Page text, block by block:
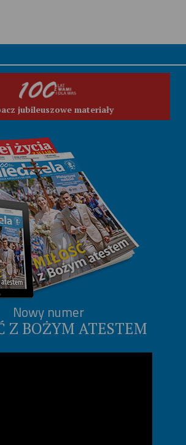
jubileuszowe materiały
Nowy numer
Z BOŻYM ATESTEM